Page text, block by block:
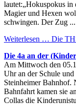
lautet:„Hokuspokus in
Magier und Hexen
schwingen. Der Zug ...
Weiterlesen … Die
Die 4a an der
Am Mittwoch den
Uhr an der Schule
Steinheimer Bahnhof.
Bahnfahrt kamen sie
Collas die